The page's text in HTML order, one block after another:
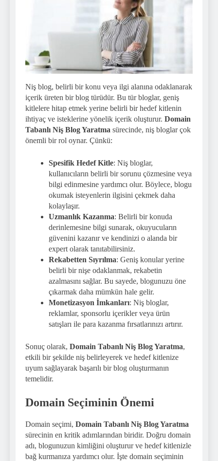
Niş blog, belirli bir konu veya ilgi alanına odaklanarak
içerik üreten bir blog türüdür. Bu tür bloglar, geniş
kitlelere hitap etmek yerine belirli bir hedef kitlenin
ihtiyaç ve isteklerine yönelik içerik oluşturur. Domain
Tabanlı Niş Blog Yaratma sürecinde, niş bloglar çok
önemli bir rol oynar. Çünkü:
Spesifik Hedef Kitle: Niş bloglar,
kullanıcıların belirli bir sorunu çözmesine veya
bilgi edinmesine yardımcı olur. Böylece, blogu
okumak isteyenlerin ilgisini çekmek daha
kolaylaşır.
Uzmanlık Kazanma: Belirli bir konuda
derinlemesine bilgi sunarak, okuyucuların
güvenini kazanır ve kendinizi o alanda bir
expert olarak tanıtabilirsiniz.
Rekabetten Sıyrılma: Geniş konular yerine
belirli bir nişe odaklanmak, rekabetin
azalmasını sağlar. Bu sayede, blogunuzu öne
çıkarmak daha mümkün hale gelir.
Monetizasyon İmkanları: Niş bloglar,
reklamlar, sponsorlu içerikler veya ürün
satışları ile para kazanma fırsatlarınızı artırır.
Sonuç olarak, Domain Tabanlı Niş Blog Yaratma,
etkili bir şekilde niş belirleyerek ve hedef kitlenize
uyum sağlayarak başarılı bir blog oluşturmanın
temelidir.
Domain Seçiminin Önemi
Domain seçimi, Domain Tabanlı Niş Blog Yaratma
sürecinin en kritik adımlarından biridir. Doğru domain
adı, blogunuzun kimliğini oluşturur ve hedef kitlenizle
bağ kurmanıza yardımcı olur. İşte domain seçiminin